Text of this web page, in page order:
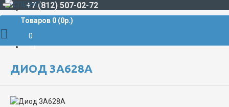
+7 (812) 507-02-72
Товаров 0 (0р.)
0
РАДИОДЕТАЛИ И РАДИОЭЛЕКТРОННЫЕ КОМПОНЕНТЫ
ДИОД 3А628А